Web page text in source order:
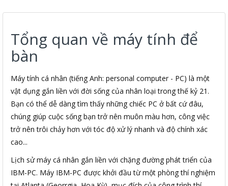
Tổng quan về máy tính để
bàn
Máy tính cá nhân (tiếng Anh: personal computer - PC) là một
vật dụng gắn liền với đời sống của nhân loại trong thế kỷ 21.
Bạn có thể dễ dàng tìm thấy những chiếc PC ở bất cứ đâu,
chúng giúp cuộc sống bạn trở nên muôn màu hơn, công việc
trở nên trôi chảy hơn với tóc độ xử lý nhanh và độ chính xác
cao...
Lịch sử máy cá nhân gắn liền với chặng đường phát triển của
IBM-PC. Máy IBM-PC được khởi đầu từ một phòng thí nghiệm